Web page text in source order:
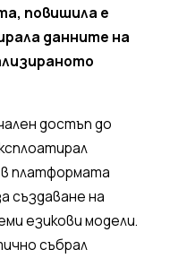
повишила е
данните на
достъп до
платформата
създаване на
езикови модели.
събрал